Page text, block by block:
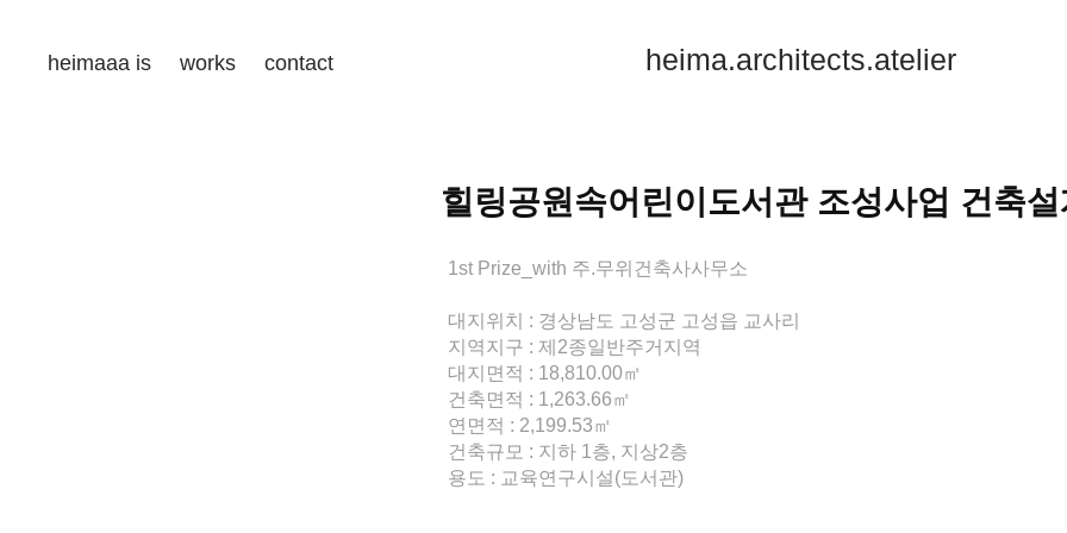
heimaaa is works contact heima.architects.atelier
힐링공원속어린이도서관 조성사업 건축
1st Prize_with 주.무위건축사사무소
대지위치 : 경상남도 고성군 고성읍 교사리
지역지구 : 제2종일반주거지역
대지면적 : 18,810.00㎡
건축면적 : 1,263.66㎡
연면적 : 2,199.53㎡
건축규모 : 지하 1층, 지상2층
용도 : 교육연구시설(도서관)